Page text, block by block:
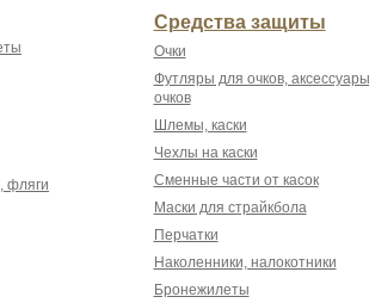
фляги
Средства защиты
Очки
Футляры для очков,
очков
Шлемы, каски
Чехлы на каски
Сменные части от касок
Маски для страйкбола
Перчатки
Наколенники, налокотники
Бронежилеты